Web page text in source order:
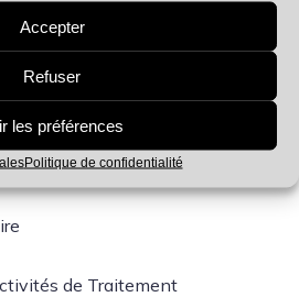
Accepter
Refuser
les préférences
Politique de confidentialité
de Traitement